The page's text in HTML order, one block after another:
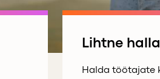
Lihtne
Halda töötajate